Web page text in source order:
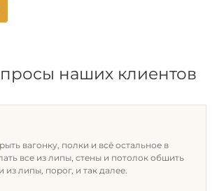
наших клиентов
вагонку, полки и всё остальное в
все из липы, стены и потолок обшить
из липы, порог, и так далее.